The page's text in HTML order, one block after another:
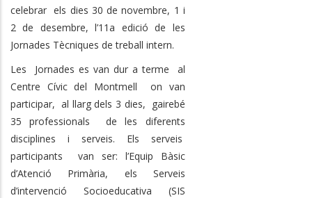
celebrar els dies 30 de novembre, 1 i
2 de desembre, l’11a edició de les
Jornades Tècniques de treball intern.
Les Jornades es van dur a terme al
Centre Cívic del Montmell on van
participar, al llarg dels 3 dies, gairebé
35 professionals de les diferents
disciplines i serveis. Els serveis
participants van ser: l’Equip Bàsic
d’Atenció Primària, els Serveis
d’intervenció Socioeducativa (SIS